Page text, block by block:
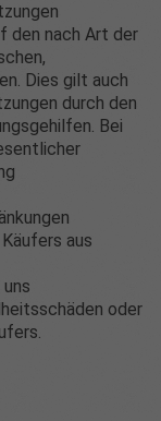
den nach Art der
Dies gilt auch
durch den
Bei
aus
oder